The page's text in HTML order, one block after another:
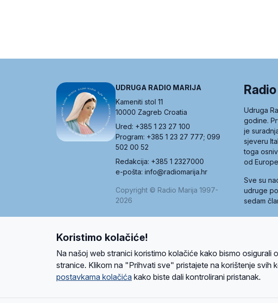
UDRUGA RADIO MARIJA
Kameniti stol 11
10000 Zagreb Croatia
Ured: +385 1 23 27 100
Program: +385 1 23 27 777; 099
502 00 52
Redakcija: +385 1 2327000
e-pošta: info@radiomarija.hr
Copyright © Radio Marija 1997-
2026
Udruga
godine.
je
sjeveru
toga
od
Sve su
udruge
sedam
Ova stranica je zaštićena Google reCAPTCHA sustavom
Koristimo kolačiće!
Na našoj web stranici koristimo kolačiće kako bismo
stranice. Klikom na "Prihvati sve" pristajete na korištenje svih
postavkama kolačića kako biste dali kontrolirani pristanak.